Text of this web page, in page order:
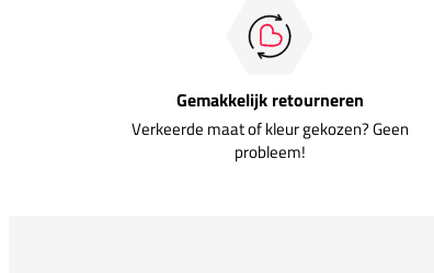
Gemakkelijk retourneren
Verkeerde maat of kleur gekozen? Geen
probleem!